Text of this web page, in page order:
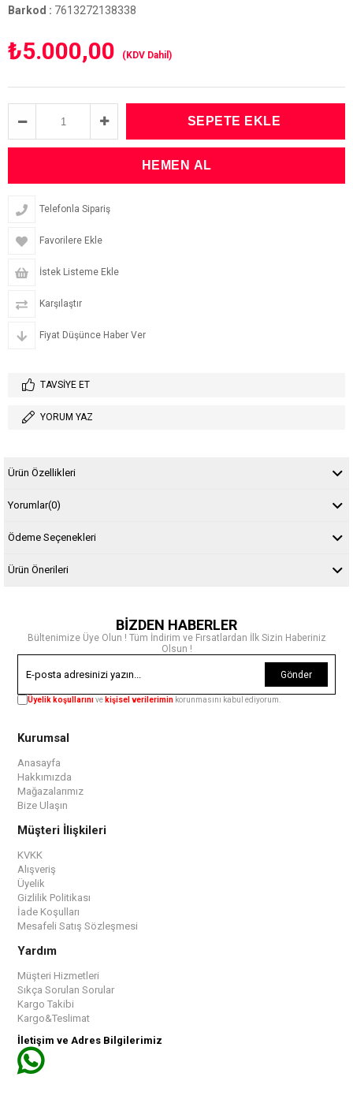
Barkod : 7613272138338
₺5.000,00 (KDV Dahil)
Telefonla Sipariş
Favorilere Ekle
İstek Listeme Ekle
Karşılaştır
Fiyat Düşünce Haber Ver
TAVSIYE ET
YORUM YAZ
Ürün Özellikleri
Yorumlar(0)
Ödeme Seçenekleri
Ürün Önerileri
BİZDEN HABERLER
Bültenimize Üye Olun ! Tüm İndirim ve Fırsatlardan İlk Sizin Haberiniz
Olsun !
Gönder
Üyelik koşullarınıve kişisel verilerimin korunmasını kabul ediyorum.
Kurumsal
Anasayfa
Hakkımızda
Mağazalarımız
Bize Ulaşın
Müşteri İlişkileri
KVKK
Alışveriş
Üyelik
Gizlilik Politikası
İade Koşulları
Mesafeli Satış Sözleşmesi
Yardım
Müşteri Hizmetleri
Sıkça Sorulan Sorular
Kargo Takibi
Kargo&Teslimat
İletişim ve Adres Bilgilerimiz